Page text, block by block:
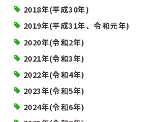
2018年(平成30年)
2019年(平成31年、令和元年)
2020年(令和2年)
2021年(令和3年)
2022年(令和4年)
2023年(令和5年)
2024年(令和6年)